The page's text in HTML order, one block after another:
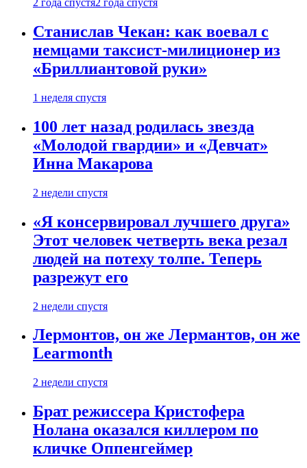
2 года спустя2 года спустя
Станислав Чекан: как воевал с
немцами таксист-милиционер из
«Бриллиантовой руки»
1 неделя спустя
100 лет назад родилась звезда
«Молодой гвардии» и «Девчат»
Инна Макарова
2 недели спустя
«Я консервировал лучшего друга»
Этот человек четверть века резал
людей на потеху толпе. Теперь
разрежут его
2 недели спустя
Лермонтов, он же Лермантов, он же
Learmonth
2 недели спустя
Брат режиссера Кристофера
Нолана оказался киллером по
кличке Оппенгеймер